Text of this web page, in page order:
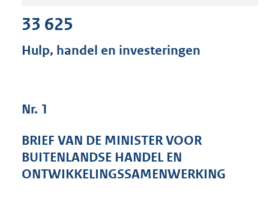
s
e
:
1
33 625
Hulp, handel en investeringen
Nr. 1
BRIEF VAN DE MINISTER VOOR
BUITENLANDSE HANDEL EN
ONTWIKKELINGSSAMENWERKING